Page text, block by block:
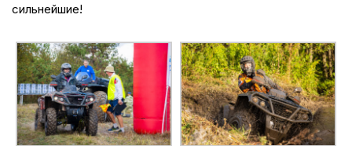
сильнейшие!